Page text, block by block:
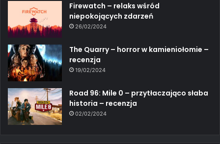
Firewatch – relaks wśród
niepokojących zdarzeń
26/02/2024
The Quarry – horror w kamieniołomie –
recenzja
19/02/2024
Road 96: Mile 0 – przytłaczająco słaba
historia – recenzja
02/02/2024